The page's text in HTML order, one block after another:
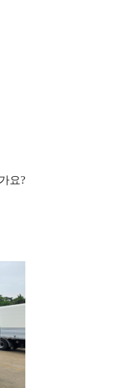
요?